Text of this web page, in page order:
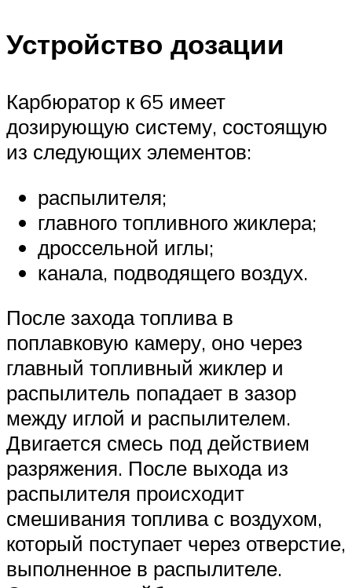
Устройство дозации
Карбюратор к 65 имеет
дозирующую систему, состоящую
из следующих элементов:
распылителя;
главного топливного жиклера;
дроссельной иглы;
канала, подводящего воздух.
После захода топлива в
поплавковую камеру, оно через
главный топливный жиклер и
распылитель попадает в зазор
между иглой и распылителем.
Двигается смесь под действием
разряжения. После выхода из
распылителя происходит
смешивания топлива с воздухом,
который поступает через отверстие,
выполненное в распылителе.